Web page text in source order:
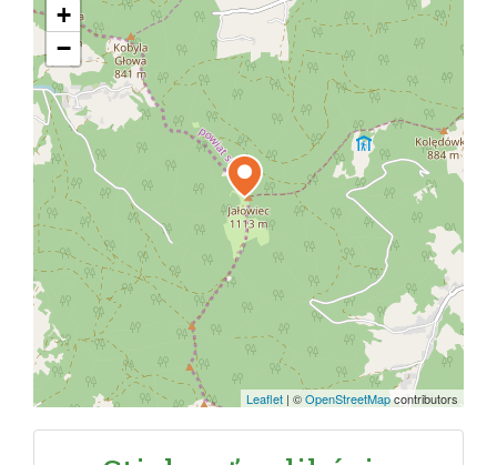
+
−
Leaflet | ©OpenStreetMapcontributors